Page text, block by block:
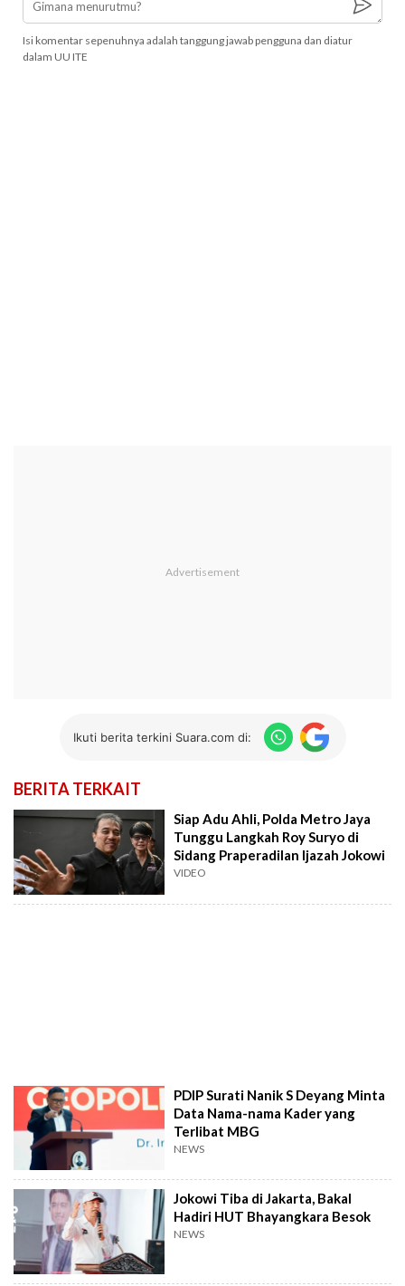
Isi komentar sepenuhnya adalah tanggung jawab pengguna dan diatur
dalam UU ITE
Ikuti berita terkini Suara.com di:
BERITA TERKAIT
Siap Adu Ahli, Polda Metro Jaya
Tunggu Langkah Roy Suryo di
Sidang Praperadilan Ijazah Jokowi
VIDEO
PDIP Surati Nanik S Deyang Minta
Data Nama-nama Kader yang
Terlibat MBG
NEWS
Jokowi Tiba di Jakarta, Bakal
Hadiri HUT Bhayangkara Besok
NEWS